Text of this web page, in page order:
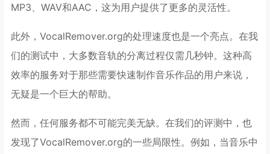
MP3、WAV和AAC，这为用户提供了更多的灵活性。
此外，VocalRemover.org的处理速度也是一个亮点。在我
们的测试中，大多数音轨的分离过程仅需几秒钟。这种高
效率的服务对于那些需要快速制作音乐作品的用户来说，
无疑是一个巨大的帮助。
然而，任何服务都不可能完美无缺。在我们的评测中，也
发现了VocalRemover.org的一些局限性。例如，当音乐中